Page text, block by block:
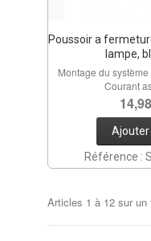
Poussoir a
lampe,
Montage du
Courant
Ajouter
Référence :
Articles 1 à 12 sur un